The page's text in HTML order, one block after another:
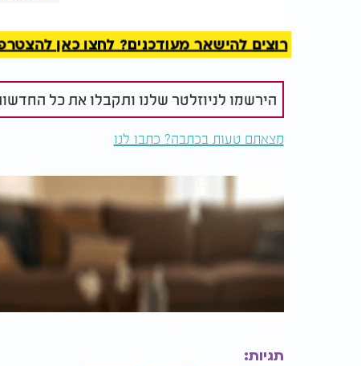
השפעתו של הצחוק ניכרת גם ברמה
לחץ כמו קורטיזול ואפינפרין, ובמקביל מגביר
בנוסף, הצחוק מעודד הפרשת אוקסיטוצין,
בין הורים לילדיהם. מנגד, מתח מתמשך עלול
מערכת החיסון ולהשפיע על התפתחות המערכת
המומחית מדגישה כי למצבם הרגשי של
עם העולם סביבם. לדבריה, הורים יכולים
משותף, רגעי שמחה ואינטראקציות חיוביות.
לדבריה, רגעים אלו אינם יוצרים רק צחוק
לחזק תחושת ביטחון ושייכות, ולתמוך
רוצים להישאר מעודכנים? לחצו כאן להצטרפות
הירשמו לניוזלטר שלנו ותקבלו את כל
מצאתם טעות בכתבה? כתבו לנו
תגיות: